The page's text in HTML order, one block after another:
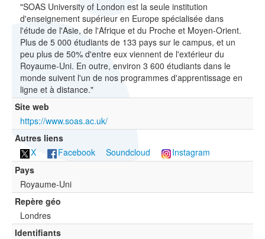
"SOAS University of London est la seule institution
d'enseignement supérieur en Europe spécialisée dans
l'étude de l'Asie, de l'Afrique et du Proche et Moyen-Orient.
Plus de 5 000 étudiants de 133 pays sur le campus, et un
peu plus de 50% d'entre eux viennent de l'extérieur du
Royaume-Uni. En outre, environ 3 600 étudiants dans le
monde suivent l'un de nos programmes d'apprentissage en
ligne et à distance."
Site web
https://www.soas.ac.uk/
Autres liens
X
Facebook Soundcloud
Instagram
Pays
Royaume-Uni
Repère géo
Londres
Identifiants